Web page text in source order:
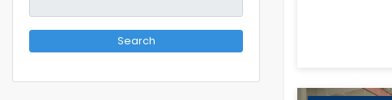
Search